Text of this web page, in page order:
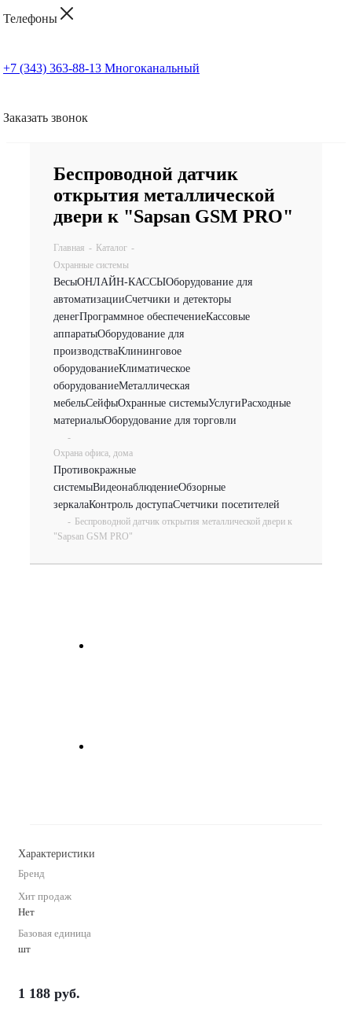
Телефоны
+7 (343) 363-88-13 Многоканальный
Заказать звонок
Беспроводной датчик
открытия металлической
двери к "Sapsan GSM PRO"
Главная - Каталог -
Охранные системы
ВесыОНЛАЙН-КАССЫОборудование для
автоматизацииСчетчики и детекторы
денегПрограммное обеспечениеКассовые
аппаратыОборудование для
производстваКлининговое
оборудованиеКлиматическое
оборудованиеМеталлическая
мебельСейфыОхранные системыУслугиРасходные
материалыОборудование для торговли
-
Охрана офиса, дома
Противокражные
системыВидеонаблюдениеОбзорные
зеркалаКонтроль доступаСчетчики посетителей
- Беспроводной датчик открытия металлической двери к
"Sapsan GSM PRO"
Характеристики
Бренд
Хит продаж
Нет
Базовая единица
шт
1 188 руб.